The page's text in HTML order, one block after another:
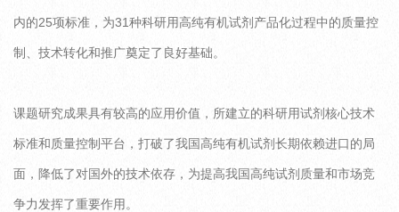
内的25项标准，为31种科研用高纯有机试剂产品化过程中的质量控
制、技术转化和推广奠定了良好基础。
课题研究成果具有较高的应用价值，所建立的科研用试剂核心技术
标准和质量控制平台，打破了我国高纯有机试剂长期依赖进口的局
面，降低了对国外的技术依存，为提高我国高纯试剂质量和市场竞
争力发挥了重要作用。